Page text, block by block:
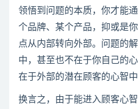
领悟到问题的本质，你才能
个品牌、某个产品，抑或是
点从内部转向外部。问题的
中，甚至也不在于你自己的
在于外部的潜在顾客的心智中
换言之，由于能进入顾客心